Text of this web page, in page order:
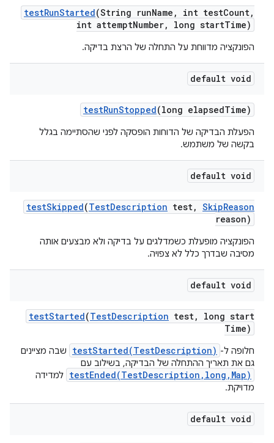
testRunStarted(String runName , int testCount,
int attemptNumber, long startTime)
הפונקציה מדווחת על התחלה של הרצת בדיקה.
default void
testRunStopped(long elapsedTime)
הפעלת הבדיקה של הדוחות הופסקה לפני שהסתיימה בגלל
בקשה של משתמש.
default void
testSkipped(TestDescription test, SkipReason
reason)
הפונקציה מופעלת כשמדלגים על בדיקה ולא מבצעים אותה
מסיבה שבדרך כלל לא צפויה.
default void
testStarted(TestDescription test,
long start
Time)
חלופה ל- testStarted(TestDescription)
שבה מציינים
גם את תאריך ההתחלה של הבדיקה, בשילוב עם
testEnded(TestDescription,long,Map) למדידה
מדויקת.
default void